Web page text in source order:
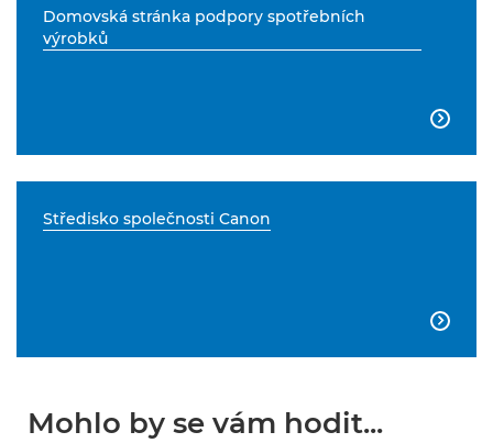
Domovská stránka podpory spotřebních
výrobků

Středisko společnosti Canon

Mohlo by se vám hodit...